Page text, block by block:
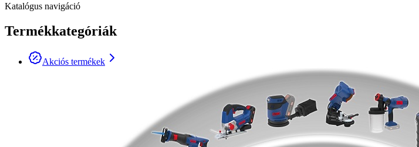
Katalógus navigáció
Termékkategóriák
Akciós termékek